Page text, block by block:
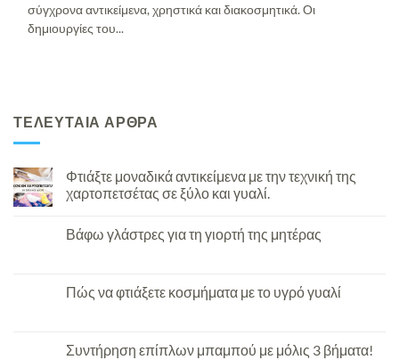
σύγχρονα αντικείμενα, χρηστικά και διακοσμητικά. Οι
δημιουργίες του...
ΤΕΛΕΥΤΑΙΑ ΑΡΘΡΑ
Φτιάξτε μοναδικά αντικείμενα με την τεχνική της
χαρτοπετσέτας σε ξύλο και γυαλί.
Βάφω γλάστρες για τη γιορτή της μητέρας
Πώς να φτιάξετε κοσμήματα με το υγρό γυαλί
Συντήρηση επίπλων μπαμπού με μόλις 3 βήματα!